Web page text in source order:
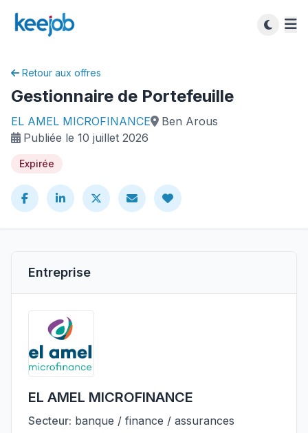
Retour aux offres
Gestionnaire de Portefeuille
EL AMEL MICROFINANCE
Ben Arous
Publiée le 10 juillet 2026
Expirée
Entreprise
EL AMEL MICROFINANCE
Secteur: banque / finance / assurances